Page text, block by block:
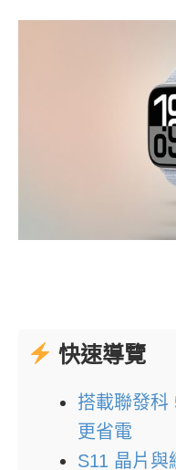
快速導覽
搭載聯發科
更省電
S11 晶片與